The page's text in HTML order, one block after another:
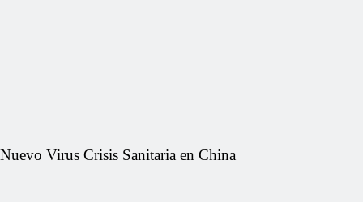
Nuevo Virus Crisis Sanitaria en China